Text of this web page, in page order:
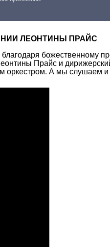
ЛЕОНТИНЫ ПРАЙС
божественному
Прайс и
оркестром. А мы слушаем